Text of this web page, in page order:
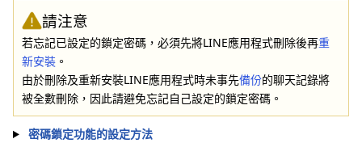
請注意
若忘記已設定的鎖定密碼，必須先將LINE應用程式刪除後再重
新安裝 。
由於刪除及重新安裝LINE應用程式時未事先備份的聊天記錄將
被全數刪除，因此請避免忘記自己設定的鎖定密碼。
密碼鎖定功能的設定方法